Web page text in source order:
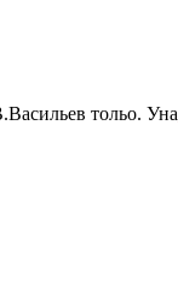
тольо. Уна